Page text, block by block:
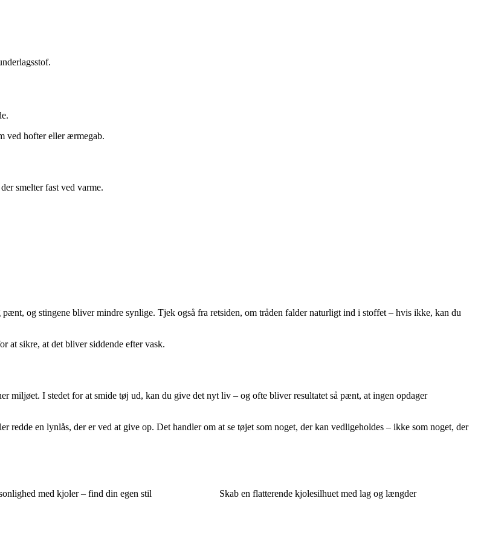
ved hofter eller ærmegab.
smelter fast ved varme.
og stingene bliver mindre synlige. Tjek også fra retsiden, om tråden falder naturligt ind i stoffet – hvis ikke, kan du
at sikre, at det bliver siddende efter vask.
miljøet. I stedet for at smide tøj ud, kan du give det nyt liv – og ofte bliver resultatet så pænt, at ingen opdager
en lynlås, der er ved at give op. Det handler om at se tøjet som noget, der kan vedligeholdes – ikke som noget, der
med kjoler – find din egen stil Skab en flatterende kjolesilhuet med lag og længder